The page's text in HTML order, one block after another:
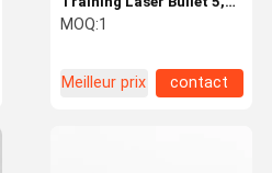
mm Laser Trainer
Cartouche
MOQ:1
Meilleur prix contact